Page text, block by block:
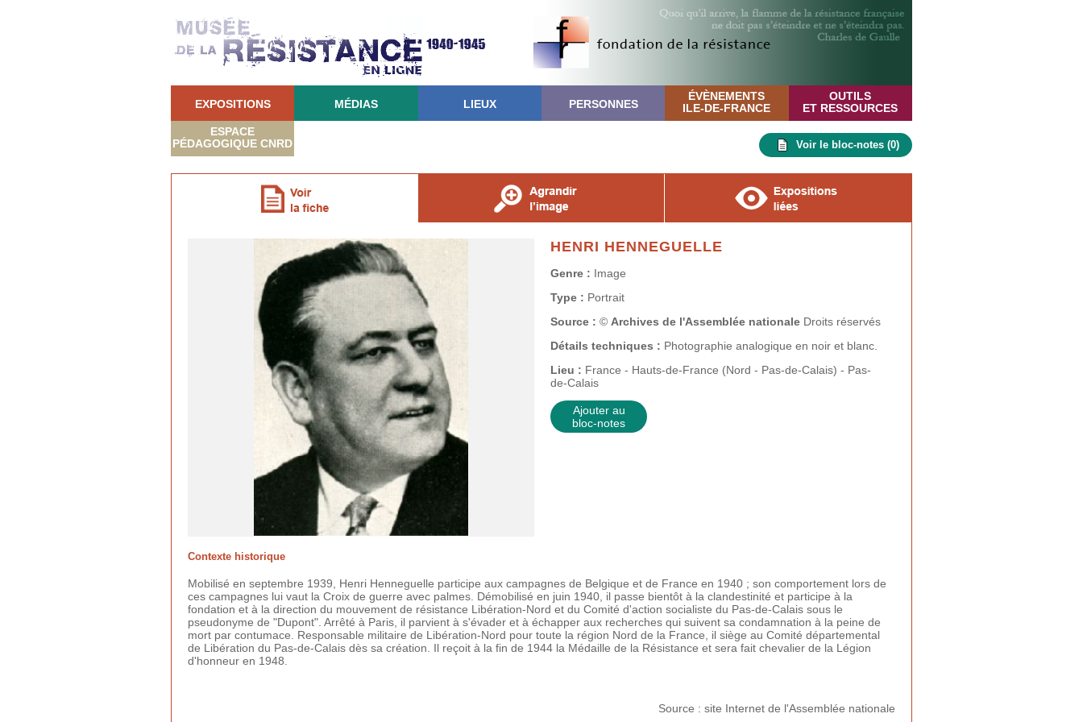
EXPOSITIONS MÉDIAS LIEUX PERSONNES
ÉVÈNEMENTS
ILE-DE-FRANCE
OUTILS
ET RESSOURCES
ESPACE
PÉDAGOGIQUE CNRD Voir le bloc-notes (0)
HENRI HENNEGUELLE
Genre : Image
Type : Portrait
Source : © Archives de l'Assemblée nationale Droits réservés
Détails techniques : Photographie analogique en noir et blanc.
Lieu : France - Hauts-de-France (Nord - Pas-de-Calais) - Pas-
de-Calais
Ajouter au
bloc-notes
Contexte historique
Mobilisé en septembre 1939, Henri Henneguelle participe aux campagnes de Belgique et de France en 1940 ; son comportement lors de
ces campagnes lui vaut la Croix de guerre avec palmes. Démobilisé en juin 1940, il passe bientôt à la clandestinité et participe à la
fondation et à la direction du mouvement de résistance Libération-Nord et du Comité d'action socialiste du Pas-de-Calais sous le
pseudonyme de "Dupont". Arrêté à Paris, il parvient à s'évader et à échapper aux recherches qui suivent sa condamnation à la peine de
mort par contumace. Responsable militaire de Libération-Nord pour toute la région Nord de la France, il siège au Comité départemental
de Libération du Pas-de-Calais dès sa création. Il reçoit à la fin de 1944 la Médaille de la Résistance et sera fait chevalier de la Légion
d'honneur en 1948.
Source : site Internet de l'Assemblée nationale